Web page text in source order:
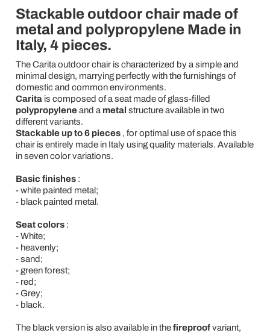
Stackable outdoor chair made of
metal and polypropylene Made in
Italy, 4 pieces.
The Carita outdoor chair is characterized by a simple and
minimal design, marrying perfectly with the furnishings of
domestic and common environments.
Caritais composed of a seat made of glass-filled
polypropyleneand a metal structure available in two
different variants.
Stackable up to 6 pieces, for optimal use of space this
chair is entirely made in Italy using quality materials. Available
in seven color variations.
Basic finishes:
- white painted metal;
- black painted metal.
Seat colors:
- White;
- heavenly;
- sand;
- green forest;
- red;
- Grey;
- black.
The black version is also available in thefireproofvariant,